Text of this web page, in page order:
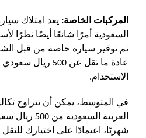
المركبات الخاصة: يعد امتلاك
السعودية أمرًا شائعًا أيضًا نظرًا
تم توفير سيارة خاصة من قبل
عادة ما تقل عن 500
الاستخدام.
في المتوسط​​، يمكن أن تتراوح
شهريًا، اعتمادًا على اختيارك